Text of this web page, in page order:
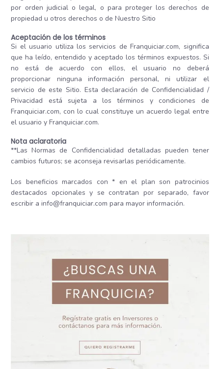
por orden judicial o legal, o para proteger los derechos de
propiedad u otros derechos o de Nuestro Sitio
Aceptación de los términos
Si el usuario utiliza los servicios de Franquiciar.com, significa
que ha leído, entendido y aceptado los términos expuestos. Si
no está de acuerdo con ellos, el usuario no deberá
proporcionar ninguna información personal, ni utilizar el
servicio de este Sitio. Esta declaración de Confidencialidad /
Privacidad está sujeta a los términos y condiciones de
Franquiciar.com, con lo cual constituye un acuerdo legal entre
el usuario y Franquiciar.com.
Nota aclaratoria
**Las Normas de Confidencialidad detalladas pueden tener
cambios futuros; se aconseja revisarlas periódicamente.
Los beneficios marcados con * en el plan son patrocinios
destacados opcionales y se contratan por separado, favor
escribir a info@franquiciar.com para mayor información.